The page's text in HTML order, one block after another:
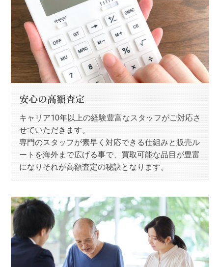
安心の高額査定
キャリア10年以上の経験豊富なスタッフがご対応さ
せていただきます。
専門のスタッフが素早く対応できる仕組みと販売ル
ートを海外まで広げる事で、買取可能な品目が豊富
になりそれが高額査定の秘訣となります。